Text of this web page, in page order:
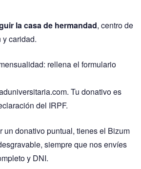
la casa de hermandad, centro de
caridad.
rellena el formulario
Tu donativo es
del IRPF.
un donativo puntual, tienes el Bizum
siempre que nos envíes
y DNI.